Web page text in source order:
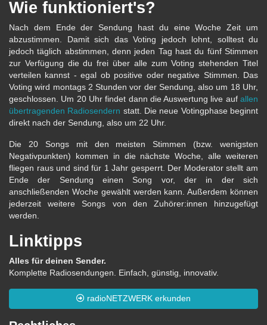
Wie funktioniert's?
Nach dem Ende der Sendung hast du eine Woche Zeit um
abzustimmen. Damit sich das Voting jedoch lohnt, solltest du
jedoch täglich abstimmen, denn jeden Tag hast du fünf Stimmen
zur Verfügung die du frei über alle zum Voting stehenden Titel
verteilen kannst - egal ob positive oder negative Stimmen. Das
Voting wird montags 2 Stunden vor der Sendung, also um 18 Uhr,
geschlossen. Um 20 Uhr findet dann die Auswertung live auf allen
übertragenden Radiosendern statt. Die neue Votingphase beginnt
direkt nach der Sendung, also um 22 Uhr.
Die 20 Songs mit den meisten Stimmen (bzw. wenigsten
Negativpunkten) kommen in die nächste Woche, alle weiteren
fliegen raus und sind für 1 Jahr gesperrt. Der Moderator stellt am
Ende der Sendung einen Song vor, der in der sich
anschließenden Woche gewählt werden kann. Außerdem können
jederzeit weitere Songs von den Zuhörer:innen hinzugefügt
werden.
Linktipps
Alles für deinen Sender.
Komplette Radiosendungen. Einfach, günstig, innovativ.
radioNETZWERK erkunden